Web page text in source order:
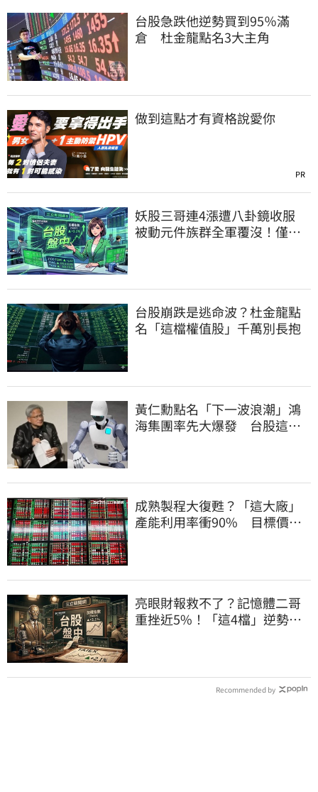
台股急跌他逆勢買到95％滿
倉 杜金龍點名3大主角
做到這點才有資格說愛你
PR
妖股三哥連4漲遭八卦鏡收服
被動元件族群全軍覆沒！僅剩
台股崩跌是逃命波？杜金龍點
名「這檔權值股」千萬別長抱
黃仁勳點名「下一波浪潮」鴻
海集團率先大爆發 台股這族
成熟製程大復甦？「這大廠」
產能利用率衝90% 目標價上
亮眼財報救不了？記憶體二哥
重挫近5%！「這4檔」逆勢上
Recommended by